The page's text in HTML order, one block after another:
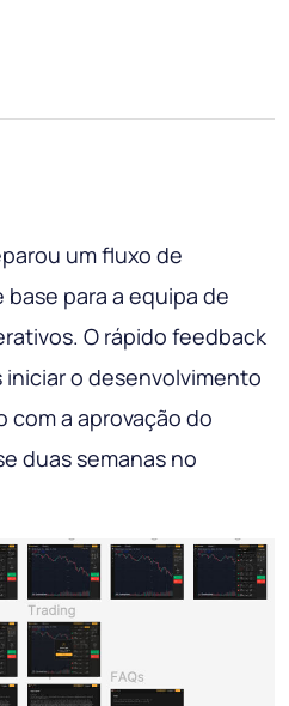
um fluxo de
para a equipa de
O rápido feedback
o desenvolvimento
com a aprovação do
duas semanas no